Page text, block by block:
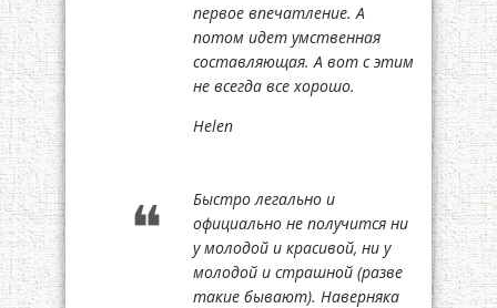
первое впечатление. А
потом идет умственная
составляющая. А вот с этим
не всегда все хорошо.
Helen
Быстро легально и
официально не получится ни
у молодой и красивой, ни у
молодой и страшной (разве
такие бывают). Наверняка